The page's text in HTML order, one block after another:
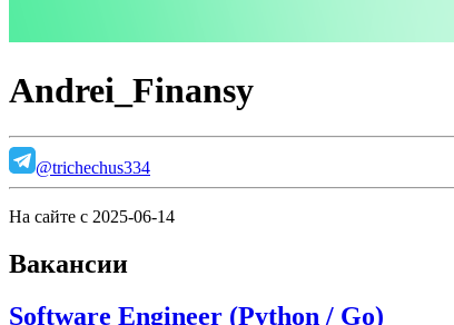
Andrei_Finansy
@trichechus334
На сайте с 2025-06-14
Вакансии
Software Engineer (Python / Go)